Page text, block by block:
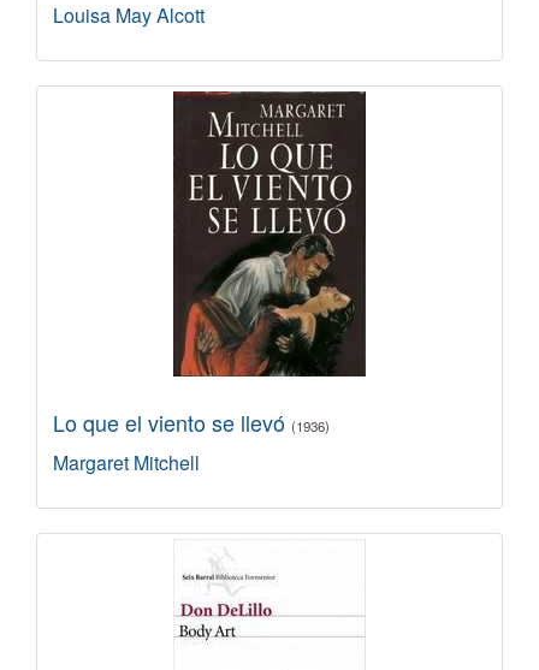
Louisa May Alcott
Lo que el viento se llevó (1936)
Margaret Mitchell